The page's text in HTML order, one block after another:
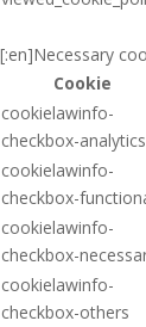
[:en]Necessary
Cookie
cookielawinfo-
checkbox-analytics
cookielawinfo-
checkbox-
cookielawinfo-
checkbox-
cookielawinfo-
checkbox-others